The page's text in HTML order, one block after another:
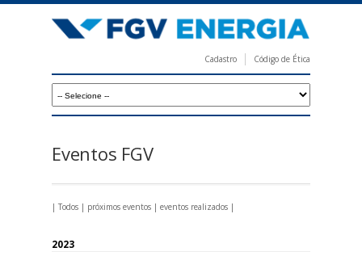
para
principal
V
r
Cadastro Código de Ética
Eventos FGV
| Todos | próximos eventos | eventos realizados |
2023